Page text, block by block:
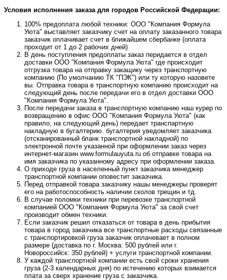
Условия исполнения заказа для городов Российской Федерации:
100% предоплата любой техники: ООО "Компания Формула
Уюта" выставляет заказчику счет на оплату заказанного товара
заказчик оплачивает счет в ближайшем сбербанке (оплата
проходит от 1 до 2 рабочих дней)
В день поступления предоплаты заказ перидается в отдел
доставки ООО "Компания Формула Уюта" где происходит
отгрузка товара на отправку закащику через транспортную
компанию (По умолчанию ТК "ПЭК") или ту которую назовете
вы. Отправка товара в транспортную компанию происходит на
следующий день после передачи его в отдел доставки ООО
"Компания Формула Уюта".
После передачи заказа в транспортную компанию наш курер по
возвращению в офис ООО "Компания Формула Уюта" (как
правило, на следующий день) передает транспартную
накладную в бугалтерию. бугалтерия уведомляет заказчика
(отсканированный бланк транспортной накладной) по
электронной почте указанной при оформлении заказ через
интернет-магазин www.formulauyuta.ru об отправке товара на
имя заказчика по указанному адресу при оформлении заказа.
О приходе груза в населенный пункт заказчика менеджер
транспортной компании оповестит заказчика.
Перед отправкой товара заказчику нашы менеджеры проверят
его на работоспособность наличии сколов трещин и тд.
В случае поломки техники при перевозке транспортной
компанией ООО "Компания Формула Уюта" за свой счет
производит обмен техники.
Если заказчик решил отказаться от товара в день прибытия
товара в город заказчика все транспортные расходы связанные
с транспортировкой груза заказчик оплачевает в полном
размере (доставка по г. Москва: 500 рублей или г.
Новороссийск: 350 рублей) + услуги транспортной компании.
У каждой транспортной компании есть свой сроки хранения
груза (2-3 календарных дня) по истечению которых взимается
плата за сверх хранение груза с заказчика.